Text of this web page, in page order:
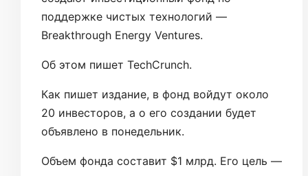
поддержке чистых технологий —
Breakthrough Energy Ventures.
Об этом пишет TechCrunch.
Как пишет издание, в фонд войдут около
20 инвесторов, а о его создании будет
объявлено в понедельник.
Объем фонда составит $1 млрд. Его цель —